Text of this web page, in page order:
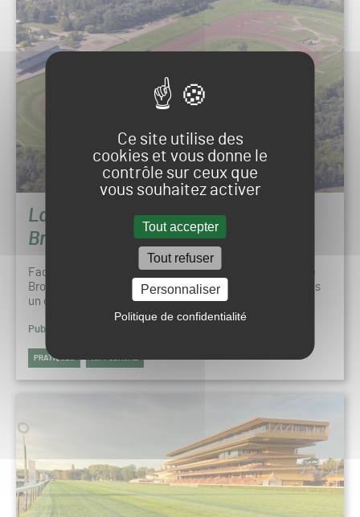
Ce site utilise des
cookies et vous donne le
contrôle sur ceux que
vous souhaitez activer
Tout accepter
Tout refuser
Personnaliser
Politique de confidentialité
La stratégie de l’hippodrome de
Bron face à la sécheresse
Face aux sécheresses et aux canicules, l’hippodrome de
Bron Parilly a réalisé d’importantes économies d’eau dans
un contexte difficile. Le régisseur Romain Garin en…
Publié le 7 novembre 2023 à 07h00
PRATIQUES